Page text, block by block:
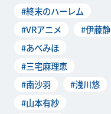
#終末のハーレム
#VRアニメ
#伊藤静
#あべみほ
#三宅麻理恵
#南沙羽
#浅川悠
#山本有紗